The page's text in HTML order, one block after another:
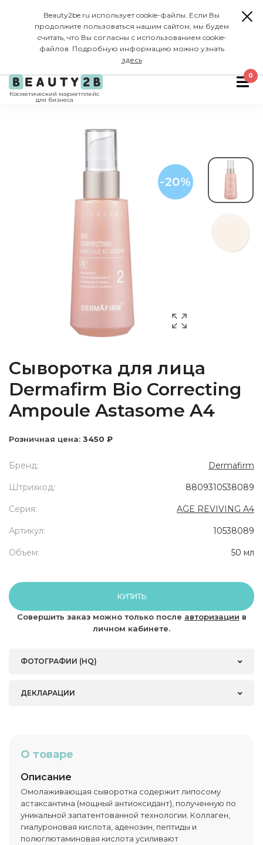
Beauty2be.ru использует cookie-файлы. Если Вы
продолжите пользоваться нашим сайтом, мы будем
считать, что Вы согласны с использованием cookie-
файлов. Подробную информацию можно узнать
здесь
Косметический маркетплейс
для бизнеса
0
-20%
Сыворотка для лица
Dermafirm Bio Correcting
Ampoule Astasome A4
Розничная цена: 3450 ₽
Бренд: Dermafirm
Штрихкод: 8809310538089
Серия: AGE REVIVING A4
Артикул: 10538089
Объем: 50 мл
КУПИТЬ
Совершить заказ можно только после авторизации в
личном кабинете.
ФОТОГРАФИИ (HQ)
ДЕКЛАРАЦИИ
О товаре
Описание
Омолаживающая сыворотка содержит липосому
астаксантина (мощный антиоксидант), полученную по
уникальной запатентованной технологии. Коллаген,
гиалуроновая кислота, аденозин, пептиды и
полюглютаминовая кислота усиливают